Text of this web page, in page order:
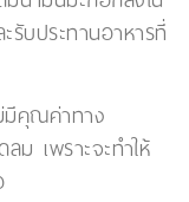
บประทานอาหารที่
มีคุณค่าทาง
ม เพราะจะทำให้